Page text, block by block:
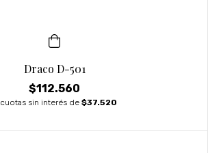
Draco D-501
$112.560
cuotas sin interés de $37.520